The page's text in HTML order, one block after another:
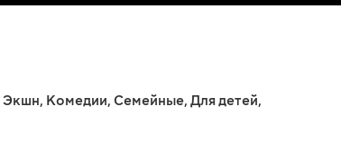
Экшн, Комедии, Семейные, Для детей,